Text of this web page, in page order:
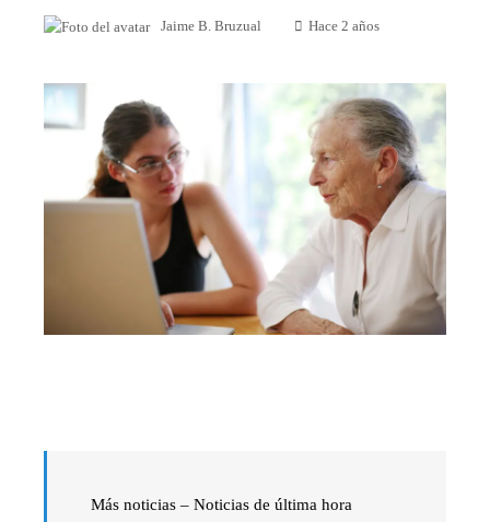
Jaime B. Bruzual Hace 2 años
Más noticias – Noticias de última hora